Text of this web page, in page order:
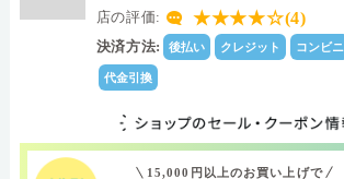
店の評価: ★★★★☆(4)
決済方法: 後払い クレジット コンビニ
代金引換
15,000円以上のお買い上げで